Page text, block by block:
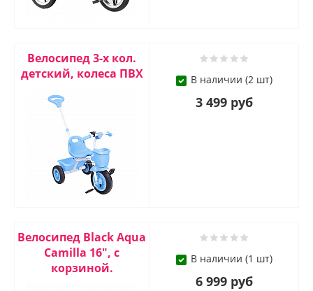
Велосипед 3-х кол.
детский, колеса ПВХ
В наличии (2 шт)
3 499 руб
Велосипед Black Aqua
Camilla 16", с
корзиной.
В наличии (1 шт)
6 999 руб